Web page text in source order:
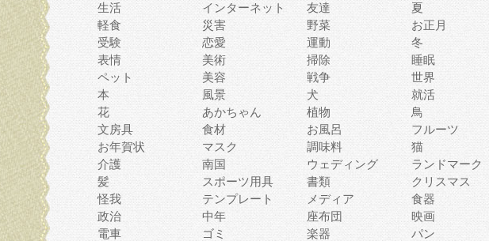
生活
インターネット 友達 夏
軽食
災害 野菜 お正月
受験
恋愛 運動 冬
表情
美術 掃除 睡眠
ペット
美容 戦争 世界
本
風景 犬 就活
花
あかちゃん 植物 鳥
文房具
食材 お風呂 フルーツ
お年賀状
マスク 調味料 猫
介護
南国 ウェディング ランドマーク
髪
スポーツ用具 書類 クリスマス
怪我
テンプレート メディア 食器
政治
中年 座布団 映画
電車
ゴミ 楽器 パン